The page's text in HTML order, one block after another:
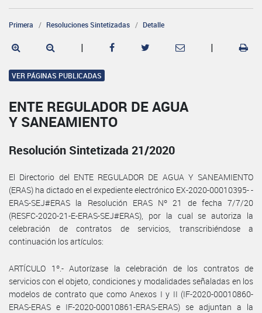
Primera Resoluciones Sintetizadas Detalle
| |
VER PÁGINAS PUBLICADAS
ENTE REGULADOR DE AGUA
Y SANEAMIENTO
Resolución Sintetizada 21/2020
El Directorio del ENTE REGULADOR DE AGUA Y SANEAMIENTO
(ERAS) ha dictado en el expediente electrónico EX-2020-00010395- -
ERAS-SEJ#ERAS la Resolución ERAS Nº 21 de fecha 7/7/20
(RESFC-2020-21-E-ERAS-SEJ#ERAS), por la cual se autoriza la
celebración de contratos de servicios, transcribiéndose a
continuación los artículos:
ARTÍCULO 1º.- Autorízase la celebración de los contratos de
servicios con el objeto, condiciones y modalidades señaladas en los
modelos de contrato que como Anexos I y II (IF-2020-00010860-
ERAS-ERAS e IF-2020-00010861-ERAS-ERAS) se adjuntan a la